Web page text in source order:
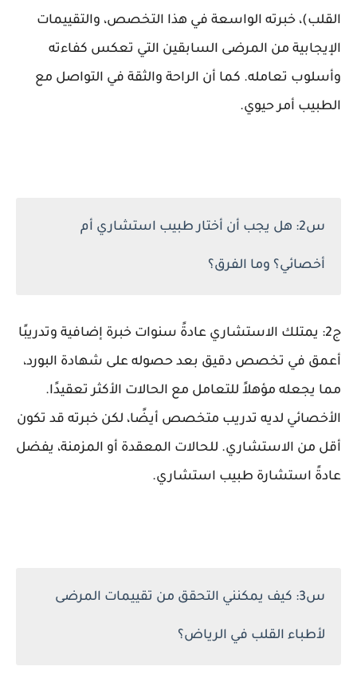
القلب)، خبرته الواسعة في هذا التخصص، والتقييمات
الإيجابية من المرضى السابقين التي تعكس كفاءته
وأسلوب تعامله. كما أن الراحة والثقة في التواصل مع
الطبيب أمر حيوي.
س2: هل يجب أن أختار طبيب استشاري أم
أخصائي؟ وما الفرق؟
ج2: يمتلك الاستشاري عادةً سنوات خبرة إضافية وتدريبًا
أعمق في تخصص دقيق بعد حصوله على شهادة البورد،
مما يجعله مؤهلاً للتعامل مع الحالات الأكثر تعقيدًا.
الأخصائي لديه تدريب متخصص أيضًا، لكن خبرته قد تكون
أقل من الاستشاري. للحالات المعقدة أو المزمنة، يفضل
عادةً استشارة طبيب استشاري.
س3: كيف يمكنني التحقق من تقييمات المرضى
لأطباء القلب في الرياض؟